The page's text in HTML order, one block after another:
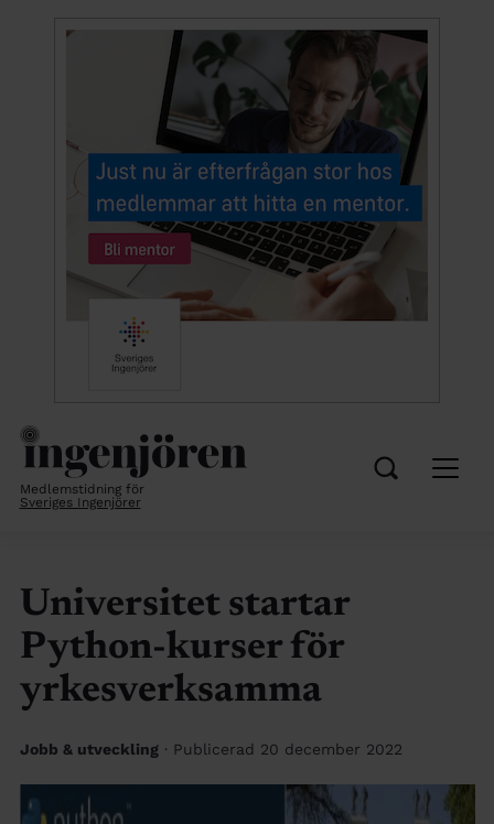
Medlemstidning för
Sveriges Ingenjörer
Universitet startar
Python-kurser för
yrkesverksamma
Jobb & utveckling · Publicerad 20 december 2022